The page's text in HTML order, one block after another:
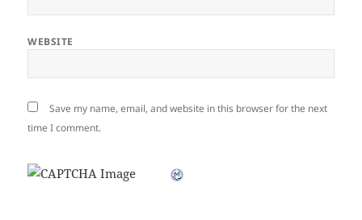
WEBSITE
Save my name, email, and website in this browser for the next
time I comment.